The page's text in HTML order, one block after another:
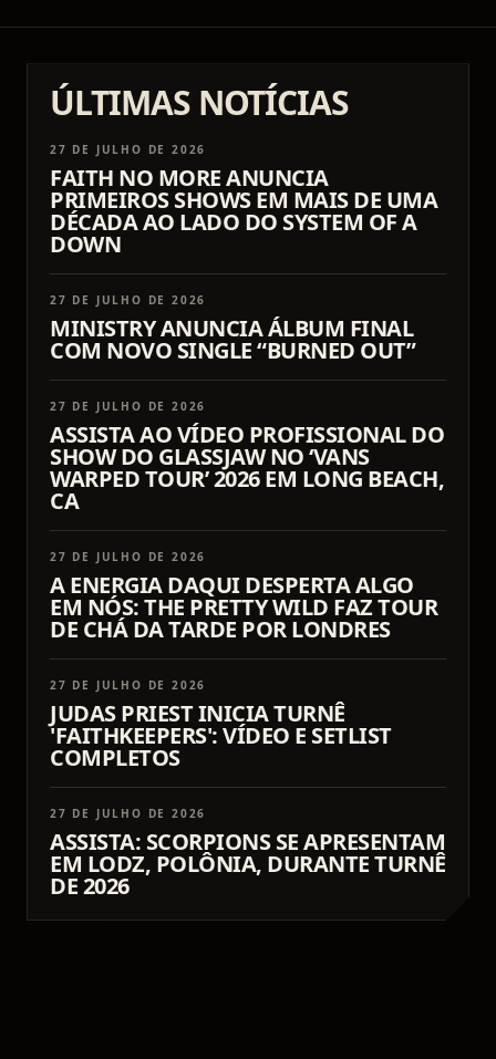
ÚLTIMAS NOTÍCIAS
27 DE JULHO DE 2026
FAITH NO MORE ANUNCIA
PRIMEIROS SHOWS EM MAIS DE UMA
DÉCADA AO LADO DO SYSTEM OF A
DOWN
27 DE JULHO DE 2026
MINISTRY ANUNCIA ÁLBUM FINAL
COM NOVO SINGLE “BURNED OUT”
27 DE JULHO DE 2026
ASSISTA AO VÍDEO PROFISSIONAL DO
SHOW DO GLASSJAW NO ‘VANS
WARPED TOUR’ 2026 EM LONG BEACH,
CA
27 DE JULHO DE 2026
A ENERGIA DAQUI DESPERTA ALGO
EM NÓS: THE PRETTY WILD FAZ TOUR
DE CHÁ DA TARDE POR LONDRES
27 DE JULHO DE 2026
JUDAS PRIEST INICIA TURNÊ
'FAITHKEEPERS': VÍDEO E SETLIST
COMPLETOS
27 DE JULHO DE 2026
ASSISTA: SCORPIONS SE APRESENTAM
EM LODZ, POLÔNIA, DURANTE TURNÊ
DE 2026